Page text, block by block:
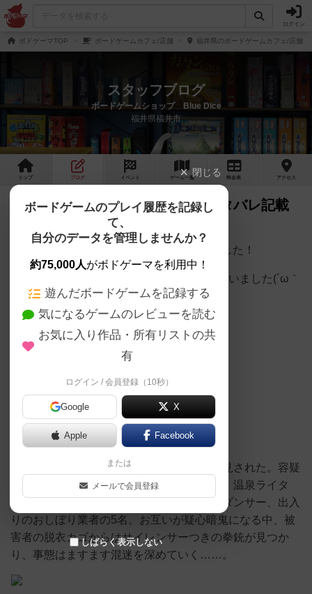
ログイン
ボドゲーマTOP ボードゲームカフェ/店舗 福井県のボードゲームカフェ/店舗
スタッフブログ
ボードゲームショップ Blue Dice
福井県福井市
トップ ブログ イベント ゲーム一覧 料金 表 アクセス
マダミス公演が行われました（ネタバレ記載
2026年4月11日 マダミス公演が行われました！
参加してくださった4名の方ありがとうございました(´ω｀
■今回公演のマダミス作品
◎作品名：死体と温泉
◎プレイ人数：4～5人
◎プレイ時間：60分
◎作品概要：露天風呂で男の撲殺死体が発見された。容疑
者は温泉宿の宿泊客である小説家、編集者、温泉ライタ
ー、たまたま宿を訪れていた近所の劇場のダンサー、出入
りのおしぼり業者の5名。お互いが疑心暗鬼になる中、被
害者の脱衣カゴからはサイレンサーつきの拳銃が見つか
り、事態はますます混迷を深めていく……。
閉じる
ボードゲームのプレイ履歴を記録し
て、
自分のデータを管理しませんか？
約75,000人がボドゲーマを利用中！
遊んだボードゲームを記録する
気になるゲームのレビューを読む
お気に入り作品・所有リストの共
有
ログイン / 会員登録（10秒）
Google X
Apple Facebook
または
メールで会員登録
しばらく表示しない